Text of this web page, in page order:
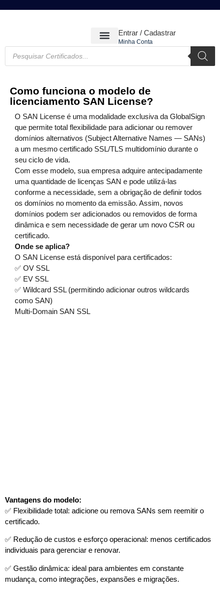
Entrar / Cadastrar
Minha Conta
Como funciona o modelo de
licenciamento SAN License?
O SAN License é uma modalidade exclusiva da GlobalSign
que permite total flexibilidade para adicionar ou remover
domínios alternativos (Subject Alternative Names — SANs)
a um mesmo certificado SSL/TLS multidomínio durante o
seu ciclo de vida.
Com esse modelo, sua empresa adquire antecipadamente
uma quantidade de licenças SAN e pode utilizá-las
conforme a necessidade, sem a obrigação de definir todos
os domínios no momento da emissão. Assim, novos
domínios podem ser adicionados ou removidos de forma
dinâmica e sem necessidade de gerar um novo CSR ou
certificado.
Onde se aplica?
O SAN License está disponível para certificados:
✅ OV SSL
✅ EV SSL
✅ Wildcard SSL (permitindo adicionar outros wildcards
como SAN)
Multi-Domain SAN SSL
Vantagens do modelo:
✅ Flexibilidade total: adicione ou remova SANs sem reemitir o
certificado.
✅ Redução de custos e esforço operacional: menos certificados
individuais para gerenciar e renovar.
✅ Gestão dinâmica: ideal para ambientes em constante
mudança, como integrações, expansões e migrações.